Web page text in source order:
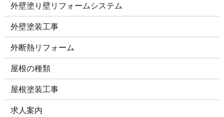
外壁塗り壁リフォームシステム
外壁塗装工事
外断熱リフォーム
屋根の種類
屋根塗装工事
求人案内